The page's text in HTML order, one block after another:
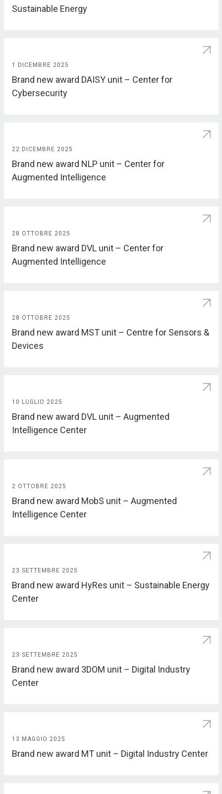
Sustainable Energy
1 DICEMBRE 2025
Brand new award DAISY unit – Center for
Cybersecurity
22 DICEMBRE 2025
Brand new award NLP unit – Center for
Augmented Intelligence
28 OTTOBRE 2025
Brand new award DVL unit – Center for
Augmented Intelligence
28 OTTOBRE 2025
Brand new award MST unit – Centre for Sensors &
Devices
10 LUGLIO 2025
Brand new award DVL unit – Augmented
Intelligence Center
2 OTTOBRE 2025
Brand new award MobS unit – Augmented
Intelligence Center
23 SETTEMBRE 2025
Brand new award HyRes unit – Sustainable Energy
Center
23 SETTEMBRE 2025
Brand new award 3DOM unit – Digital Industry
Center
13 MAGGIO 2025
Brand new award MT unit – Digital Industry Center